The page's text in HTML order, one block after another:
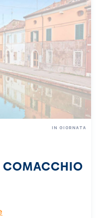
COMACCHIO
IN GIORNATA